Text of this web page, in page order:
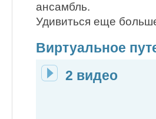
ансамбль.
Удивиться еще
Виртуальное
2 видео